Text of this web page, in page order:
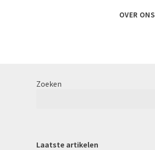
OVER ONS
Zoeken
Laatste artikelen